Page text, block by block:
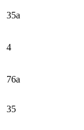
35a
4
76a
35